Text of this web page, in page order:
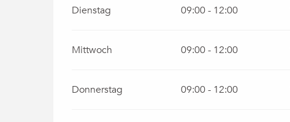
Dienstag 09:00 - 12:00
Mittwoch 09:00 - 12:00
Donnerstag 09:00 - 12:00